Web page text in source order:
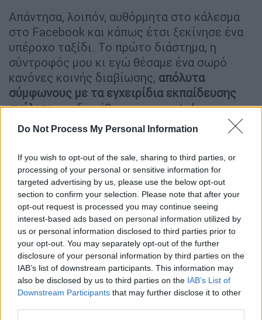
Do Not Process My Personal Information
If you wish to opt-out of the sale, sharing to third parties, or
processing of your personal or sensitive information for
targeted advertising by us, please use the below opt-out
section to confirm your selection. Please note that after your
opt-out request is processed you may continue seeing
interest-based ads based on personal information utilized by
us or personal information disclosed to third parties prior to
your opt-out. You may separately opt-out of the further
disclosure of your personal information by third parties on the
IAB’s list of downstream participants. This information may
also be disclosed by us to third parties on the IAB’s List of
Downstream Participants that may further disclose it to other
Απάντησα, λοιπόν, αυθόρμητα στο κάλεσμα
στο Facebook και κάπως έτσι ξεκίνησε ένα
υπέροχο ταξίδι. Το πρώτο διάστημα, η
σύντροφός μου κι εγώ θέσαμε ένα σωρό
κανόνες κοινής διαβίωσης, απόλυτα
σύμφωνους με τα εγχειρίδια εκπαίδευσης
σκύλωνπου διατίθενται στα pet shop: να μην
ανεβαίνει στον καναπέ, να μη σκαρφαλώνει
στο κρεβάτι, να τρώει μετά από μας, και
άλλα. Ο Νίο, όμως, σταδιακά έγινε μέλος της
οικογένειάς μας και στην πορεία όχι μόνο
καταστρατηγήσαμε κάθε κανόνα αλλά πλέον
θεωρούμε αδιανόητο να κοιμηθούμε πριν τον
φωνάξουμε στο κρεβάτι μας για να τον
αγκαλιάσουμε και να του δώσουμε χίλια
φιλιά στο κεφάλι. Το αρχικό μου κίνητρο για
την υιοθεσία του Νίο υπήρξε η προσφορά.
Πίστεψα ότι μπορούσα να του δώσω τη
φροντίδα που είχε ανάγκη.